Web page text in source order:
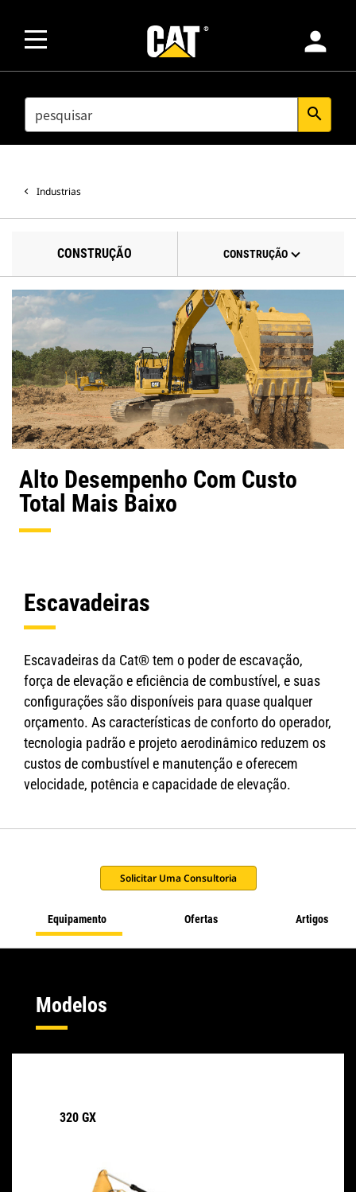
person
SEARCH search
Industrias
CONSTRUÇÃO CONSTRUÇÃO
Alto Desempenho Com Custo
Total Mais Baixo
Escavadeiras
Escavadeiras da Cat® tem o poder de escavação,
força de elevação e eficiência de combustível, e suas
configurações são disponíveis para quase qualquer
orçamento. As características de conforto do operador,
tecnologia padrão e projeto aerodinâmico reduzem os
custos de combustível e manutenção e oferecem
velocidade, potência e capacidade de elevação.
Solicitar Uma Consultoria
Equipamento Ofertas Artigos
Modelos
320 GX